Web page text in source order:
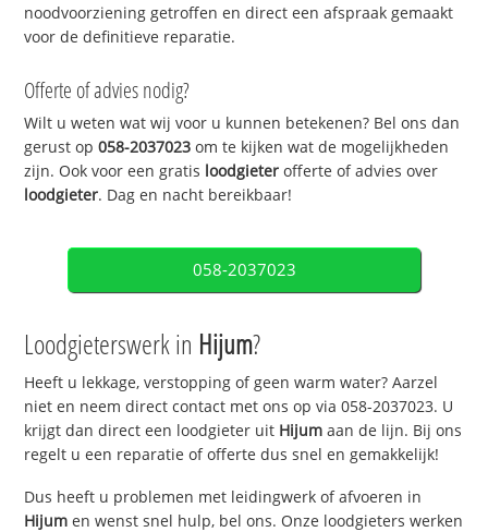
noodvoorziening getroffen en direct een afspraak gemaakt
voor de definitieve reparatie.
Offerte of advies nodig?
Wilt u weten wat wij voor u kunnen betekenen? Bel ons dan
gerust op058-2037023 om te kijken wat de mogelijkheden
zijn. Ook voor een gratis loodgieter offerte of advies over
loodgieter. Dag en nacht bereikbaar!
058-2037023
Loodgieterswerk in Hijum?
Heeft u lekkage, verstopping of geen warm water? Aarzel
niet en neem direct contact met ons op via 058-2037023. U
krijgt dan direct een loodgieter uit Hijum aan de lijn. Bij ons
regelt u een reparatie of offerte dus snel en gemakkelijk!
Dus heeft u problemen met leidingwerk of afvoeren in
Hijum en wenst snel hulp, bel ons. Onze loodgieters werken